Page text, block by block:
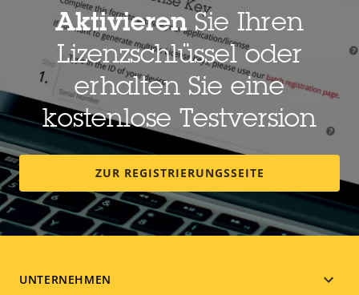
AktivierenSie Ihren
Lizenzschlüssel oder
erhalten Sie eine
kostenlose Testversion
ZUR REGISTRIERUNGSSEITE
Footer
UNTERNEHMEN